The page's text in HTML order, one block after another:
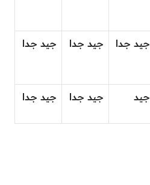
جيد جدا جيد جدا جيد جدا
جيد جيد جدا جيد جدا